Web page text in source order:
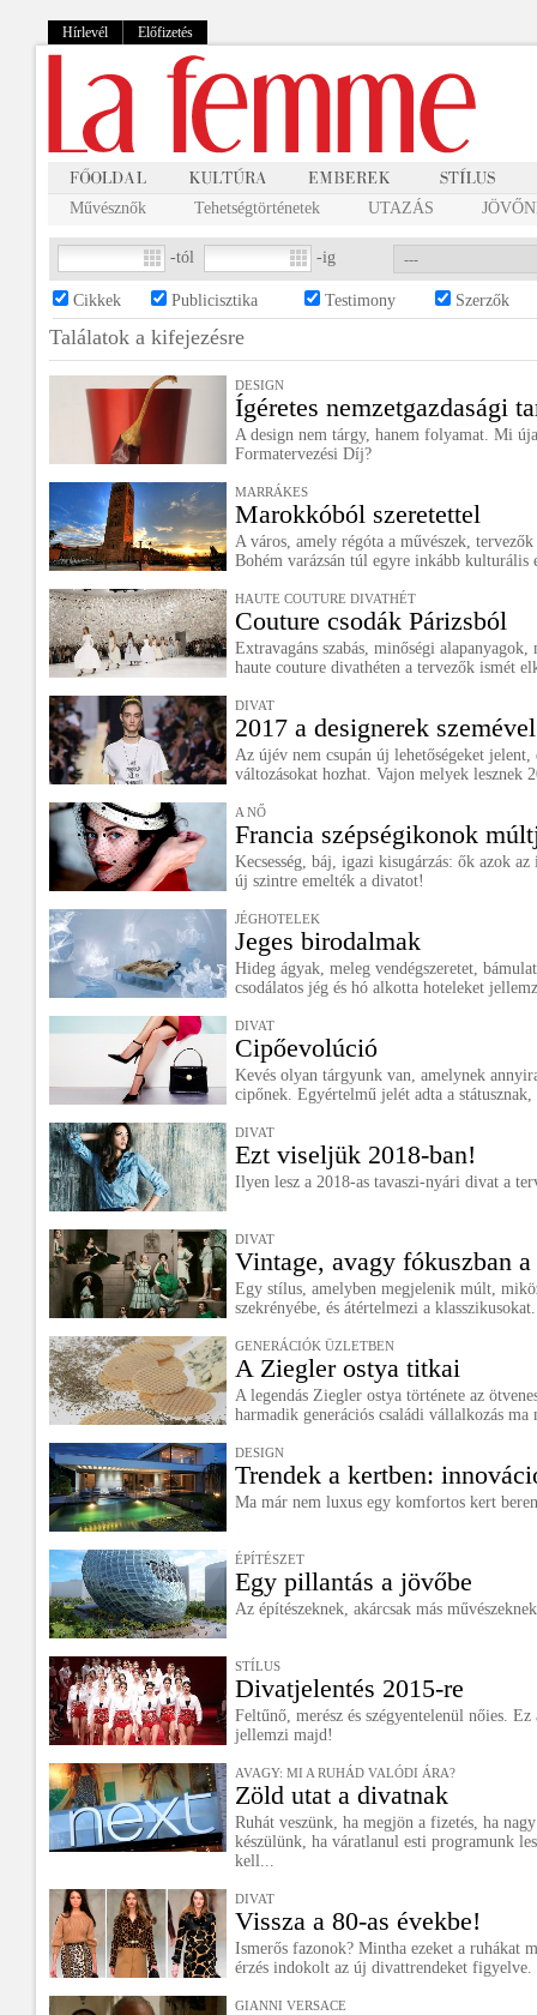
Hírlevél Előfizetés
Művésznők Tehetségtörténetek UTAZÁS
-tól -ig
Cikkek Publicisztika Testimony Szerzők
Találatok a kifejezésre
DESIGN
Ígéretes nemzetgazdasági
A design nem tárgy, hanem folyamat. Mi
Formatervezési Díj?
MARRÁKES
Marokkóból szeretettel
A város, amely régóta a művészek,
Bohém varázsán túl egyre inkább kulturális
HAUTE COUTURE DIVATHÉT
Couture csodák Párizsból
Extravagáns szabás, minőségi
haute couture divathéten a tervezők ismét
DIVAT
2017 a designerek szemével
Az újév nem csupán új lehetőségeket
változásokat hozhat. Vajon melyek lesznek
A NŐ
Francia szépségikonok
Kecsesség, báj, igazi kisugárzás: ők azok
új szintre emelték a divatot!
JÉGHOTELEK
Jeges birodalmak
Hideg ágyak, meleg vendégszeretet,
csodálatos jég és hó alkotta hoteleket
DIVAT
Cipőevolúció
Kevés olyan tárgyunk van, amelynek
cipőnek. Egyértelmű jelét adta a
DIVAT
Ezt viseljük 2018-ban!
Ilyen lesz a 2018-as tavaszi-nyári divat a
DIVAT
Vintage, avagy fókuszban
Egy stílus, amelyben megjelenik múlt,
szekrényébe, és átértelmezi a klasszikusokat.
GENERÁCIÓK ÜZLETBEN
A Ziegler ostya titkai
A legendás Ziegler ostya története az
harmadik generációs családi vállalkozás
DESIGN
Trendek a kertben:
Ma már nem luxus egy komfortos kert
ÉPÍTÉSZET
Egy pillantás a jövőbe
Az építészeknek, akárcsak más
STÍLUS
Divatjelentés 2015-re
Feltűnő, merész és szégyentelenül nőies.
jellemzi majd!
AVAGY: MI A RUHÁD VALÓDI ÁRA?
Zöld utat a divatnak
Ruhát veszünk, ha megjön a fizetés, ha
készülünk, ha váratlanul esti programunk
kell...
DIVAT
Vissza a 80-as évekbe!
Ismerős fazonok? Mintha ezeket a ruhákat
érzés indokolt az új divattrendeket figyelve.
GIANNI VERSACE